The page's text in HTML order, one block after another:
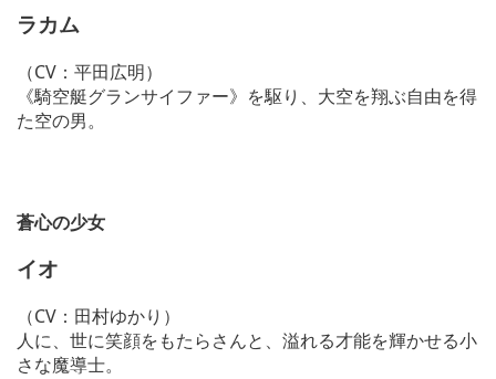
ラカム
（CV：平田広明）
《騎空艇グランサイファー》を駆り、大空を翔ぶ自由を得
た空の男。
蒼心の少女
イオ
（CV：田村ゆかり）
人に、世に笑顔をもたらさんと、溢れる才能を輝かせる小
さな魔導士。